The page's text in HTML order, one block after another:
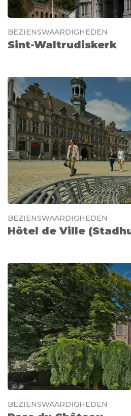
BEZIENSWAARDIGHEDEN
Sint-Waltrudiskerk
BEZIENSWAARDIGHEDEN
Hôtel de Ville
BEZIENSWAARDIGHEDEN